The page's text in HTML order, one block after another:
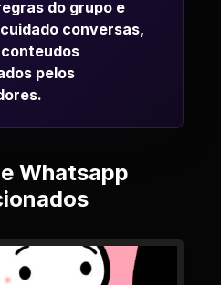
do grupo e
conversas,
pelos
Whatsapp